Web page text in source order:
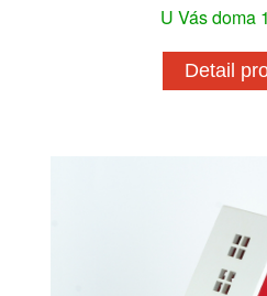
U Vás doma
Detail